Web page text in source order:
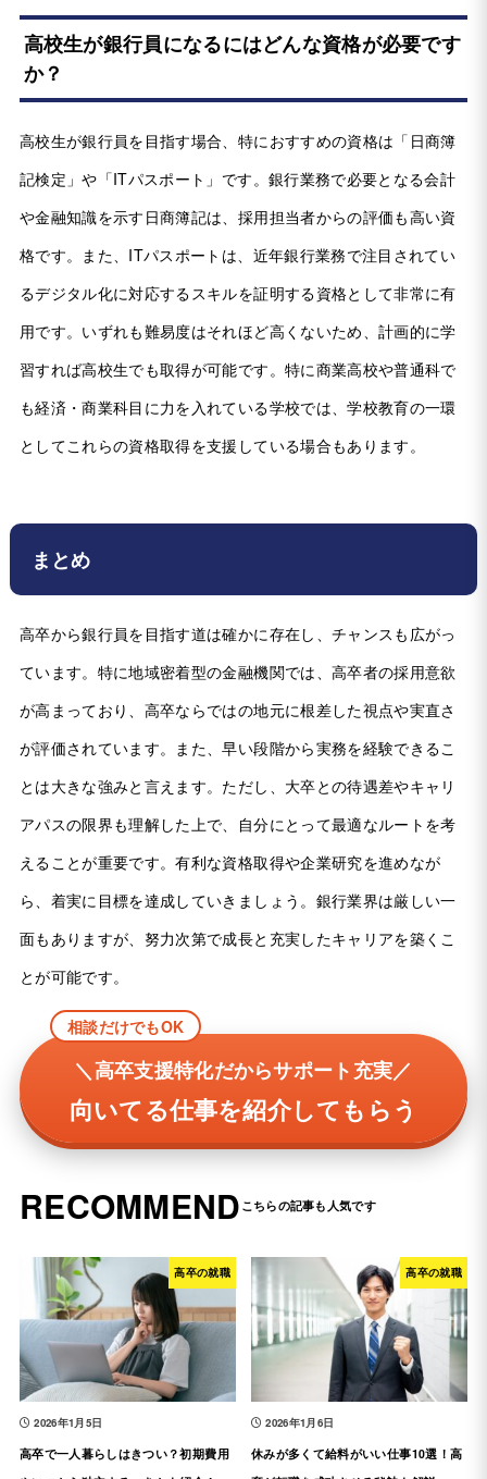
高校生が銀行員になるにはどんな資格が必要です
か？
高校生が銀行員を目指す場合、特におすすめの資格は「日商簿
記検定」や「ITパスポート」です。銀行業務で必要となる会計
や金融知識を示す日商簿記は、採用担当者からの評価も高い資
格です。また、ITパスポートは、近年銀行業務で注目されてい
るデジタル化に対応するスキルを証明する資格として非常に有
用です。いずれも難易度はそれほど高くないため、計画的に学
習すれば高校生でも取得が可能です。特に商業高校や普通科で
も経済・商業科目に力を入れている学校では、学校教育の一環
としてこれらの資格取得を支援している場合もあります。
まとめ
高卒から銀行員を目指す道は確かに存在し、チャンスも広がっ
ています。特に地域密着型の金融機関では、高卒者の採用意欲
が高まっており、高卒ならではの地元に根差した視点や実直さ
が評価されています。また、早い段階から実務を経験できるこ
とは大きな強みと言えます。ただし、大卒との待遇差やキャリ
アパスの限界も理解した上で、自分にとって最適なルートを考
えることが重要です。有利な資格取得や企業研究を進めなが
ら、着実に目標を達成していきましょう。銀行業界は厳しい一
面もありますが、努力次第で成長と充実したキャリアを築くこ
とが可能です。
相談だけでもOK
＼高卒支援特化だからサポート充実／
向いてる仕事を紹介してもらう
RECOMMEND
高卒の就職
2026年1月5日
高卒で一人暮らしはきつい？初期費用
高卒の就職
2026年1月6日
休みが多くて給料がいい仕事10選！高